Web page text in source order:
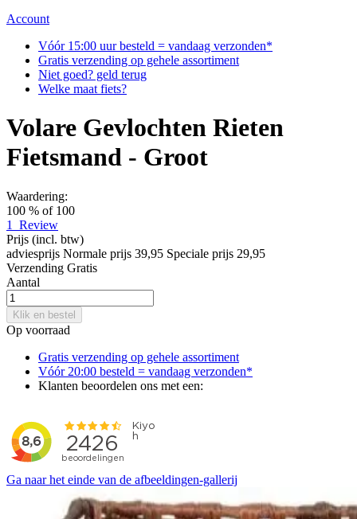
Account
Vóór 15:00 uur besteld = vandaag verzonden*
Gratis verzending op gehele assortiment
Niet goed? geld terug
Welke maat fiets?
Volare Gevlochten Rieten
Fietsmand - Groot
Waardering:
100 % of 100
1
Review
Prijs (incl. btw)
adviesprijs Normale prijs 39,95 Speciale prijs 29,95
Verzending Gratis
Aantal
Klik en bestel
Op voorraad
Gratis verzending op gehele assortiment
Vóór 20:00 besteld = vandaag verzonden*
Klanten beoordelen ons met een:
Ga naar het einde van de afbeeldingen-gallerij